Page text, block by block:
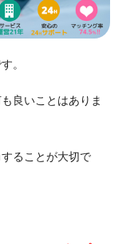
。
良いことはありま
ることが大切で